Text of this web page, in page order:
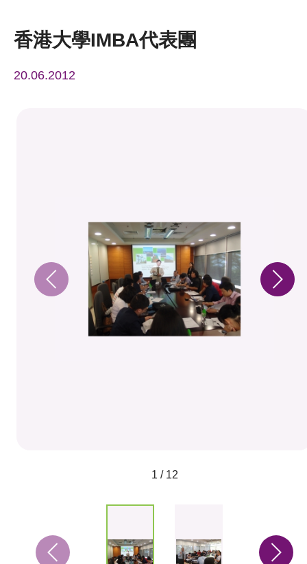
香港大學IMBA代表團
20.06.2012
1 / 12